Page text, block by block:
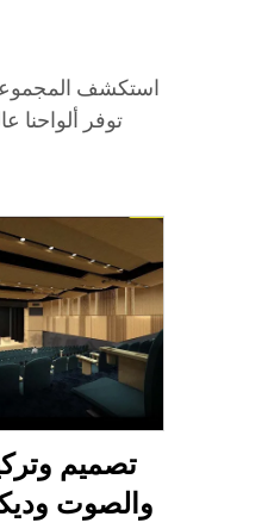
توفر ألواحنا
تصميم
والصوت